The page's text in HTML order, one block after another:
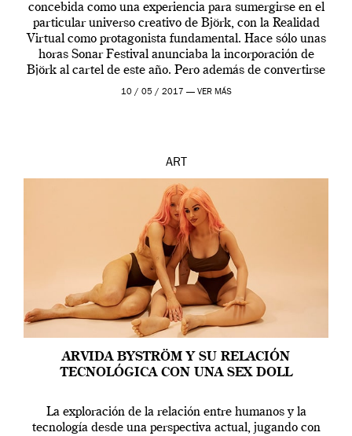
concebida como una experiencia para sumergirse en el
particular universo creativo de Björk, con la Realidad
Virtual como protagonista fundamental. Hace sólo unas
horas Sonar Festival anunciaba la incorporación de
Björk al cartel de este año. Pero además de convertirse
en una de las actuaciones más relevantes […]
10 / 05 / 2017 — VER MÁS
ART
ARVIDA BYSTRÖM Y SU RELACIÓN
TECNOLÓGICA CON UNA SEX DOLL
La exploración de la relación entre humanos y la
tecnología desde una perspectiva actual, jugando con